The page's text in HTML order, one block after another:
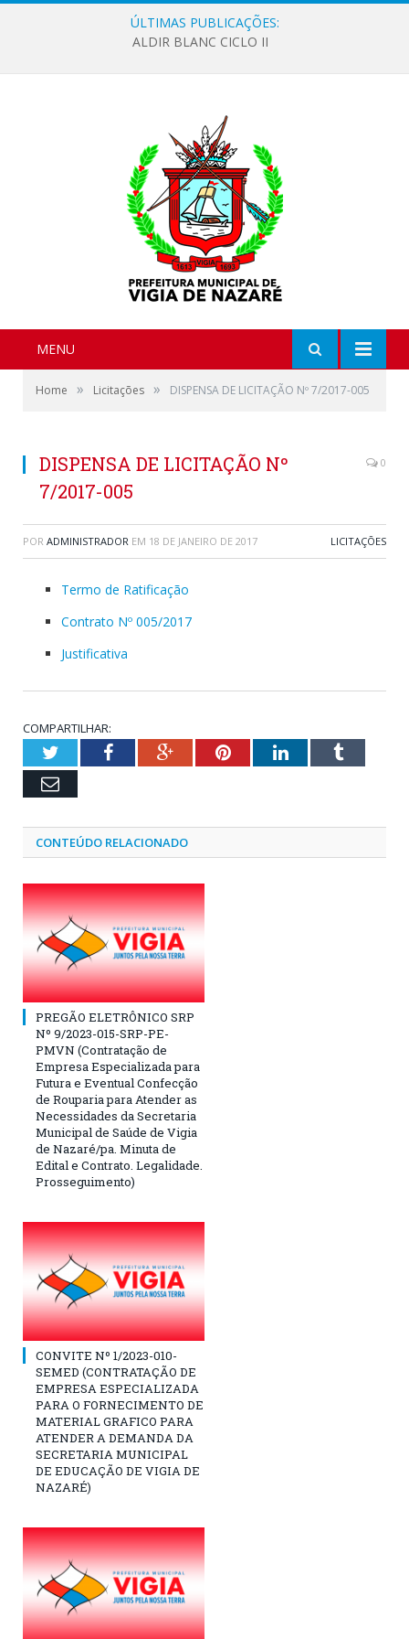
ÚLTIMAS PUBLICAÇÕES:
ALDIR BLANC CICLO II
MENU
Home » Licitações » DISPENSA DE LICITAÇÃO Nº 7/2017-005
DISPENSA DE LICITAÇÃO Nº
7/2017-005
0
POR ADMINISTRADOR EM 18 DE JANEIRO DE 2017 LICITAÇÕES
Termo de Ratificação
Contrato Nº 005/2017
Justificativa
COMPARTILHAR:
TwitterFacebookGoogle+PinterestLinkedInTumblr
Email
CONTEÚDO RELACIONADO
PREGÃO ELETRÔNICO SRP
Nº 9/2023-015-SRP-PE-
PMVN (Contratação de
Empresa Especializada para
Futura e Eventual Confecção
de Rouparia para Atender as
Necessidades da Secretaria
Municipal de Saúde de Vigia
de Nazaré/pa. Minuta de
Edital e Contrato. Legalidade.
Prosseguimento)
CONVITE Nº 1/2023-010-
SEMED (CONTRATAÇÃO DE
EMPRESA ESPECIALIZADA
PARA O FORNECIMENTO DE
MATERIAL GRAFICO PARA
ATENDER A DEMANDA DA
SECRETARIA MUNICIPAL
DE EDUCAÇÃO DE VIGIA DE
NAZARÉ)